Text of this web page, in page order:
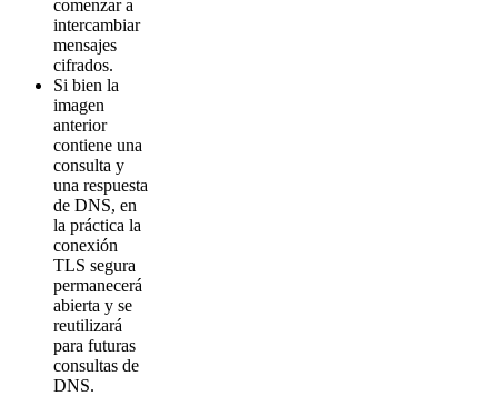
comenzar a
intercambiar
mensajes
cifrados.
Si bien la
imagen
anterior
contiene una
consulta y
una respuesta
de DNS, en
la práctica la
conexión
TLS segura
permanecerá
abierta y se
reutilizará
para futuras
consultas de
DNS.